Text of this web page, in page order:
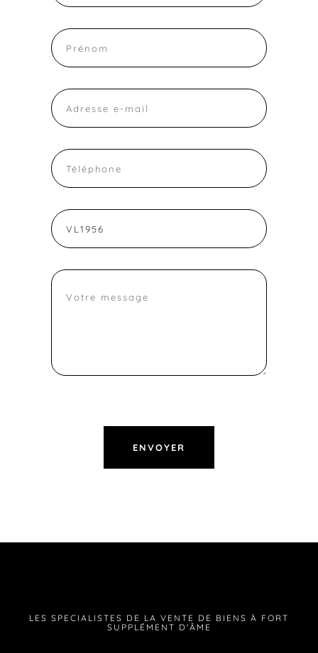
LES SPECIALISTES DE LA VENTE DE BIENS À FORT
SUPPLÉMENT D'ÂME